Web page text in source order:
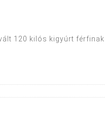
120 kilós kigyúrt férfinak